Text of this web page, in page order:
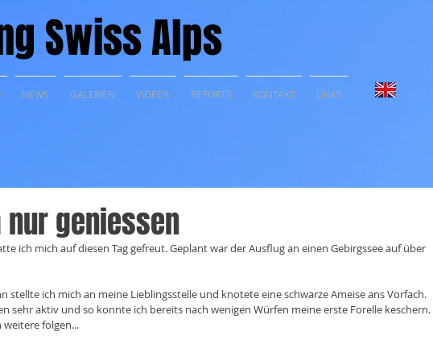
Swiss Alps
NEWS GALERIEN VIDEOS REPORTS KONTAKT LINKS
nur geniessen
ich mich auf diesen Tag gefreut. Geplant war der Ausflug an einen Gebirgssee auf über
stellte ich mich an meine Lieblingsstelle und knotete eine schwarze Ameise ans Vorfach.
sehr aktiv und so konnte ich bereits nach wenigen Würfen meine erste Forelle keschern.
weitere folgen...